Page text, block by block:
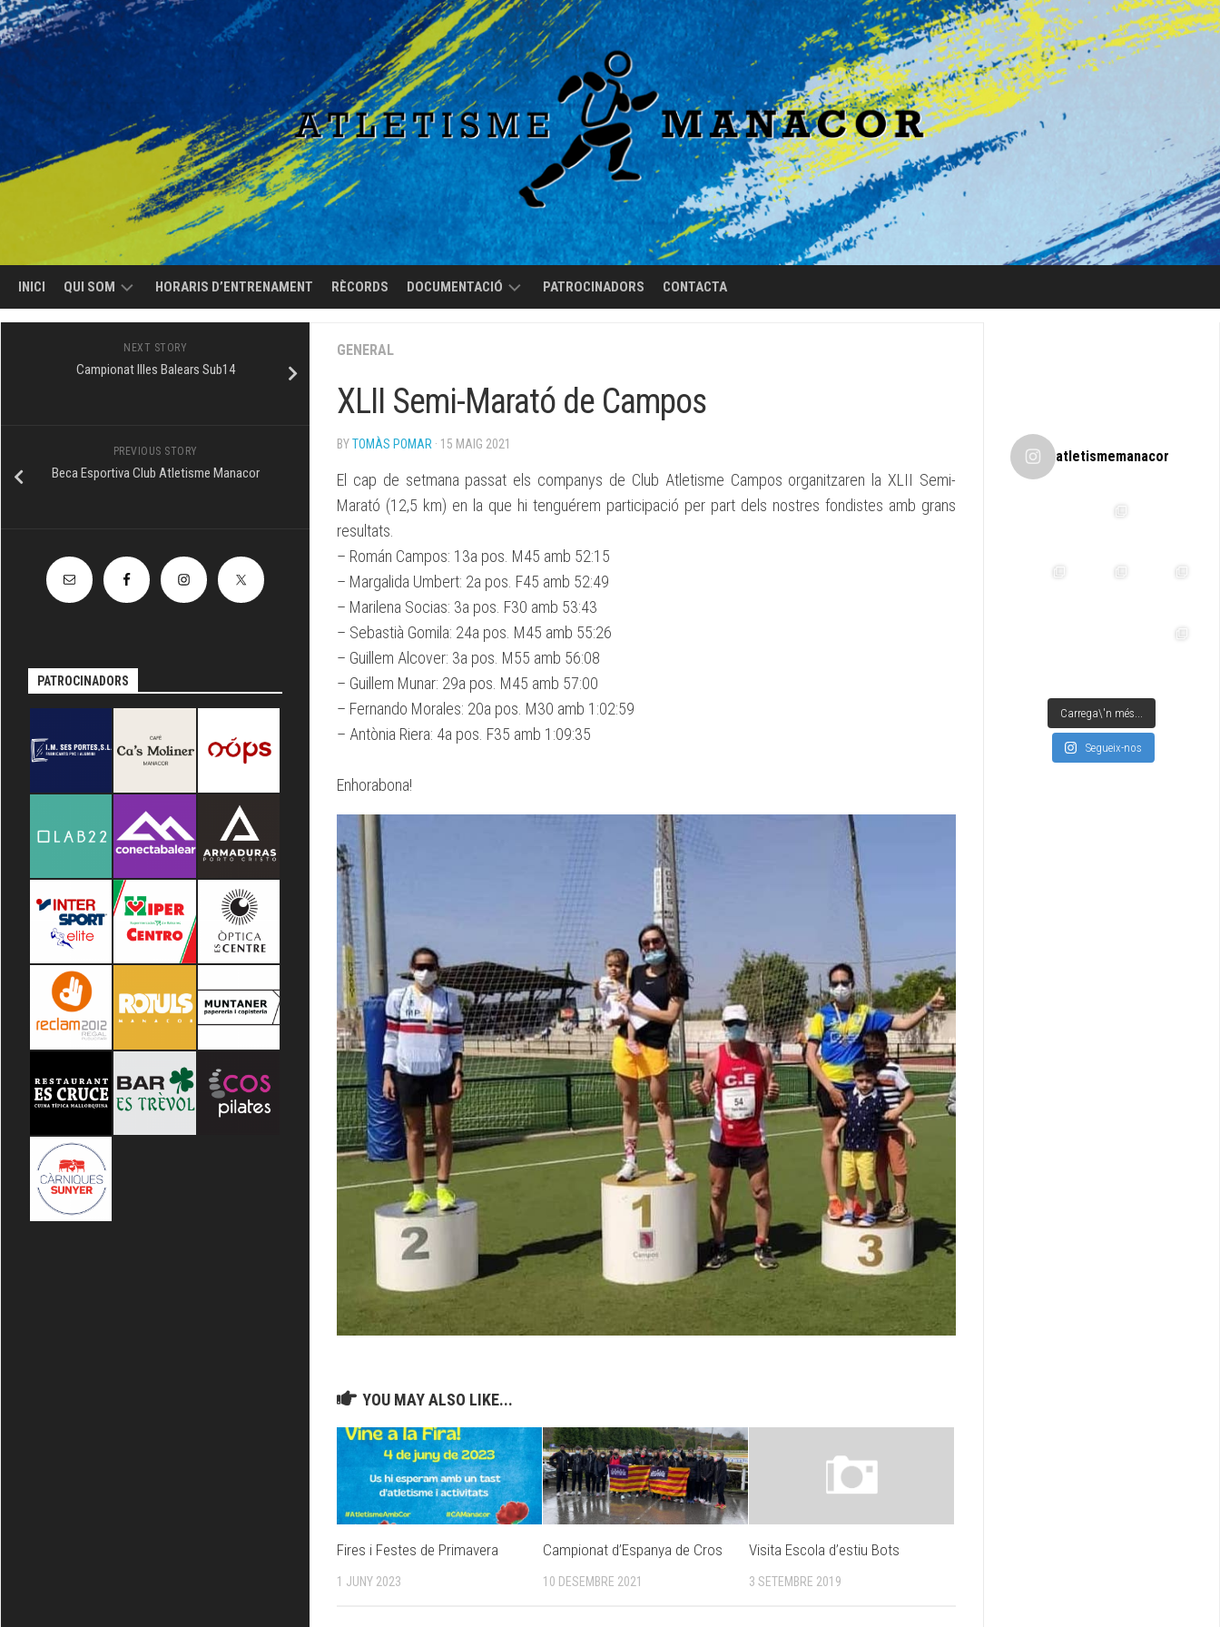
Skip
to
content
INICI QUI SOM HORARIS D’ENTRENAMENT RÈCORDS DOCUMENTACIÓ
INTERN
BECA
CLUB
ATLETISME
PATROCINADORS CONTACTA
GENERAL
XLII Semi-Marató de Campos
BYTOMÀS POMAR · 15 MAIG 2021
El cap de setmana passat els companys de Club Atletisme Campos organitzaren la XLII Semi-
Marató (12,5 km) en la que hi tenguérem participació per part dels nostres fondistes amb grans
resultats.
– Román Campos: 13a pos. M45 amb 52:15
– Margalida Umbert: 2a pos. F45 amb 52:49
– Marilena Socias: 3a pos. F30 amb 53:43
– Sebastià Gomila: 24a pos. M45 amb 55:26
– Guillem Alcover: 3a pos. M55 amb 56:08
– Guillem Munar: 29a pos. M45 amb 57:00
– Fernando Morales: 20a pos. M30 amb 1:02:59
– Antònia Riera: 4a pos. F35 amb 1:09:35
Enhorabona!
YOU MAY ALSO LIKE...
Fires i Festes de Primavera
1 JUNY 2023
Campionat d’Espanya de Cros
10 DESEMBRE 2021
Visita Escola d’estiu Bots
3 SETEMBRE 2019
NEXT STORY
Campionat Illes Balears Sub14
PREVIOUS STORY
Beca Esportiva Club Atletisme Manacor
PATROCINADORS
atletismemanacor
Carrega\'n més...
Segueix-nos